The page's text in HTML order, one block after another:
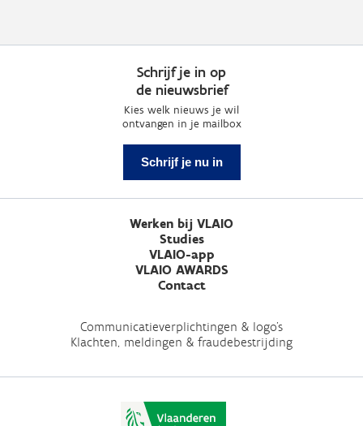
Schrijf je in op
de nieuwsbrief
Kies welk nieuws je wil
ontvangen in je mailbox
Schrijf je nu in
Werken bij VLAIO
Studies
VLAIO-app
VLAIO AWARDS
Contact
Communicatieverplichtingen & logo's
Klachten, meldingen & fraudebestrijding